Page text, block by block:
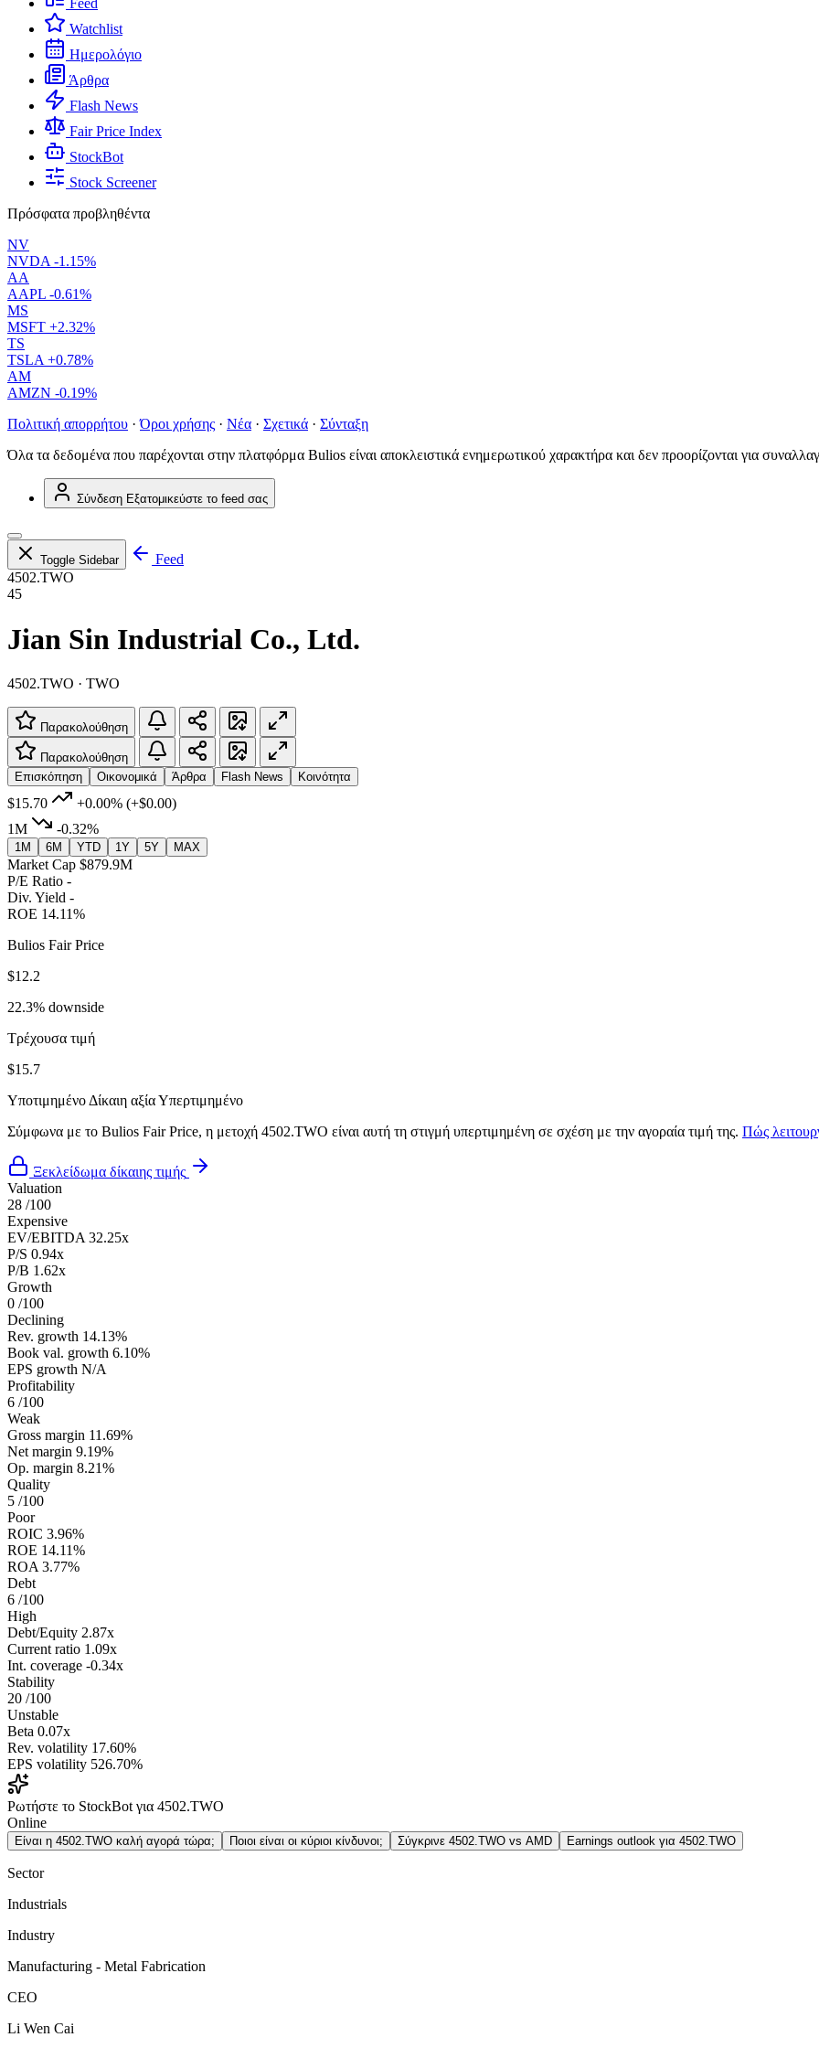
Feed
Watchlist
Ημερολόγιο
Άρθρα
Flash News
Fair Price Index
StockBot
Stock Screener
Πρόσφατα προβληθέντα
NV
NVDA -1.15%
AA
AAPL -0.61%
MS
MSFT +2.32%
TS
TSLA +0.78%
AM
AMZN -0.19%
Πολιτική απορρήτου · Όροι χρήσης · Νέα · Σχετικά · Σύνταξη
Όλα τα δεδομένα που παρέχονται στην πλατφόρμα Bulios είναι αποκλειστικά ενημερωτικού χαρακτήρα και δεν προορίζονται για
Σύνδεση Εξατομικεύστε το feed σας
Toggle Sidebar
Feed
4502.TWO
45
Jian Sin Industrial Co., Ltd.
4502.TWO · TWO
Παρακολούθηση
Παρακολούθηση
Επισκόπηση
Οικονομικά Άρθρα Flash News Κοινότητα
$15.70 +0.00% (+$0.00)
1M
-0.32%
1M 6M YTD 1Y 5Y MAX
Market Cap $879.9M
P/E Ratio -
Div. Yield -
ROE 14.11%
Bulios Fair Price
$12.2
22.3% downside
Τρέχουσα τιμή
$15.7
Υποτιμημένο Δίκαιη αξίαΥπερτιμημένο
Σύμφωνα με το Bulios Fair Price, η μετοχή 4502.TWO είναι αυτή τη στιγμή υπερτιμημένη σε σχέση με την αγοραία τιμή της. Πώς
Ξεκλείδωμα δίκαιης τιμής
Valuation
28 /100
Expensive
EV/EBITDA 32.25x
P/S 0.94x
P/B 1.62x
Growth
0 /100
Declining
Rev. growth 14.13%
Book val. growth 6.10%
EPS growth N/A
Profitability
6 /100
Weak
Gross margin 11.69%
Net margin 9.19%
Op. margin 8.21%
Quality
5 /100
Poor
ROIC 3.96%
ROE 14.11%
ROA 3.77%
Debt
6 /100
High
Debt/Equity 2.87x
Current ratio 1.09x
Int. coverage -0.34x
Stability
20 /100
Unstable
Beta 0.07x
Rev. volatility 17.60%
EPS volatility 526.70%
Ρωτήστε το StockBot για 4502.TWO
Online
Είναι η 4502.TWO καλή αγορά τώρα; Ποιοι είναι οι κύριοι κίνδυνοι; Σύγκρινε 4502.TWO vs AMD Earnings outlook για 4502.TWO
Sector
Industrials
Industry
Manufacturing - Metal Fabrication
CEO
Li Wen Cai